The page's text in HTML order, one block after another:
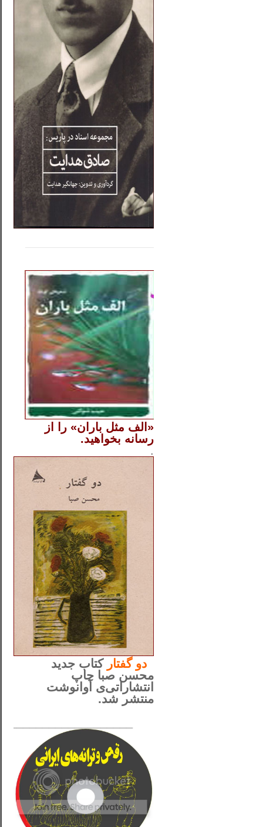
«الف مثل باران» را از
رسانه بخواهید.
.
دوگفتار کتاب جدید
محسن صبا چاپ
انتشاراتی‌ی آوانوشت
منتشر شد.